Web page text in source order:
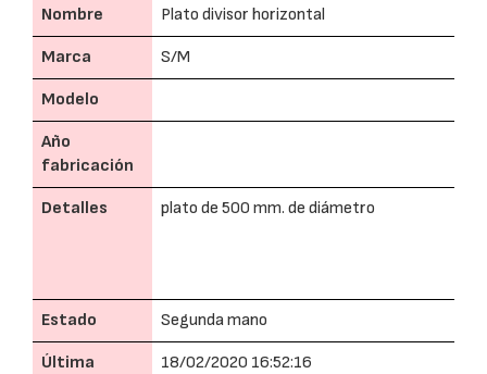
Nombre Plato divisor horizontal
Marca S/M
Modelo
Año
fabricación
Detalles plato de 500 mm. de diámetro
Estado Segunda mano
Última
18/02/2020 16:52:16